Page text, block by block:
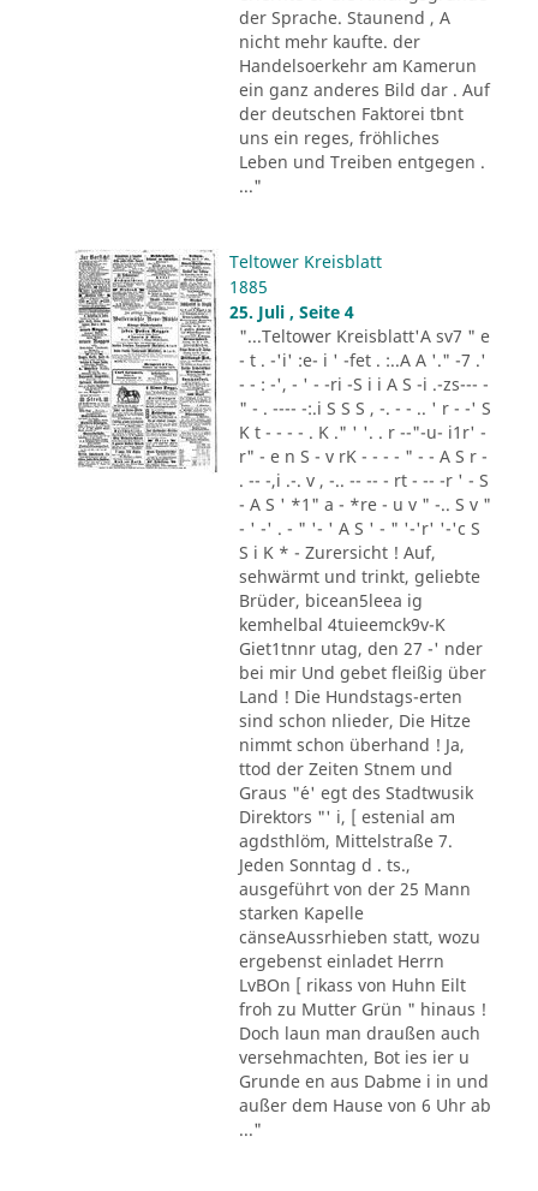
der Sprache. Staunend , A
nicht mehr kaufte. der
Handelsoerkehr am Kamerun
ein ganz anderes Bild dar . Auf
der deutschen Faktorei tbnt
uns ein reges, fröhliches
Leben und Treiben entgegen .
..."
Teltower Kreisblatt
1885
25. Juli , Seite 4
"...Teltower Kreisblatt'A sv7 " e
- t . -'i' :e- i ' -fet . :..A A '." -7 .'
- - : -', - ' - -ri -S i i A S -i .-zs--- -
" - . ---- -:.i S S S , -. - - .. ' r - -' S
K t - - - - . K ." ' '. . r --"-u- i1r' -
r" - e n S - v rK - - - - " - - A S r -
. -- -,i .-. v , -.. -- -- - rt - -- -r ' - S
- A S ' *1" a - *re - u v " -.. S v "
- ' -' . - " '- ' A S ' - " '-'r' '-'c S
S i K * - Zurersicht ! Auf,
sehwärmt und trinkt, geliebte
Brüder, bicean5leea ig
kemhelbal 4tuieemck9v-K
Giet1tnnr utag, den 27 -' nder
bei mir Und gebet fleißig über
Land ! Die Hundstags-erten
sind schon nlieder, Die Hitze
nimmt schon überhand ! Ja,
ttod der Zeiten Stnem und
Graus "´e' egt des Stadtwusik
Direktors "' i, [ estenial am
agdsthlöm, Mittelstraße 7.
Jeden Sonntag d . ts.,
ausgeführt von der 25 Mann
starken Kapelle
cänseAussrhieben statt, wozu
ergebenst einladet Herrn
LvBOn [ rikass von Huhn Eilt
froh zu Mutter Grün " hinaus !
Doch laun man draußen auch
versehmachten, Bot ies ier u
Grunde en aus Dabme i in und
außer dem Hause von 6 Uhr ab
..."